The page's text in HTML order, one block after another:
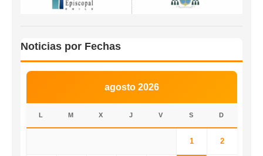
Noticias por Fechas
agosto 2026
L M X J V S D
1 2